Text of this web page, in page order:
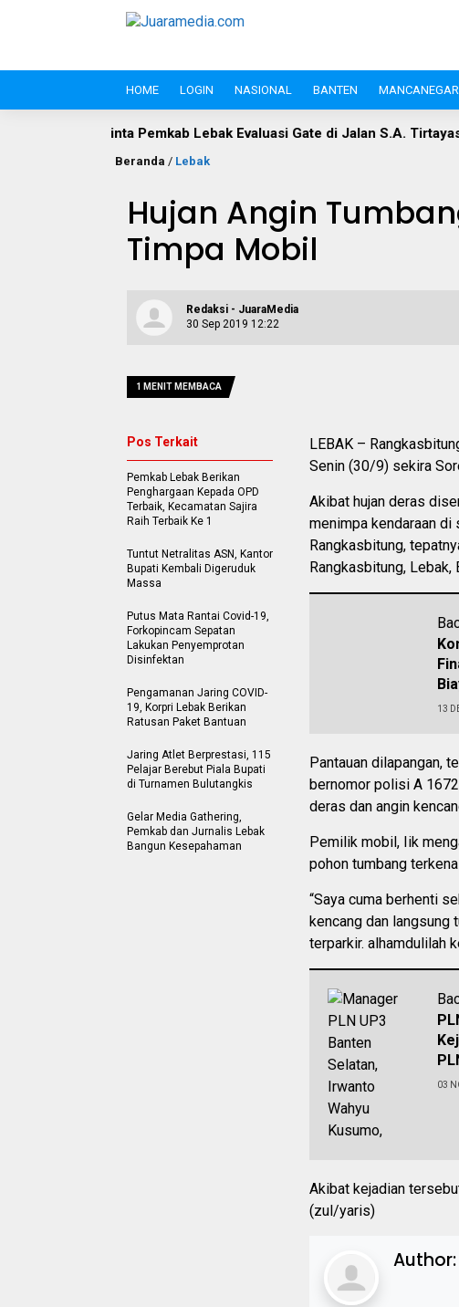
HOME LOGIN NASIONAL BANTEN
Pemkab Lebak Evaluasi Gate di Jalan S.A. Tirtayasa Polemik
Beranda / Lebak
Hujan Angin
Timpa Mobil
Redaksi - JuaraMedia
30 Sep 2019 12:22
1 MENIT MEMBACA
LEBAK –
Senin (30/9) sekira
Akibat hujan deras
menimpa kendaraan di
Rangkasbitung,
Rangkasbitung, Lebak,
13
Pantauan dilapangan,
bernomor polisi A
deras dan angin
Pemilik mobil, Iik
pohon tumbang
“Saya cuma berhenti
kencang dan langsung
terparkir. alhamdulilah
03
Akibat kejadian
(zul/yaris)
Author:
Pos Terkait
Pemkab Lebak Berikan
Penghargaan Kepada OPD
Terbaik, Kecamatan Sajira
Raih Terbaik Ke 1
Tuntut Netralitas ASN, Kantor
Bupati Kembali Digeruduk
Massa
Putus Mata Rantai Covid-19,
Forkopincam Sepatan
Lakukan Penyemprotan
Disinfektan
Pengamanan Jaring COVID-
19, Korpri Lebak Berikan
Ratusan Paket Bantuan
Jaring Atlet Berprestasi, 115
Pelajar Berebut Piala Bupati
di Turnamen Bulutangkis
Gelar Media Gathering,
Pemkab dan Jurnalis Lebak
Bangun Kesepahaman